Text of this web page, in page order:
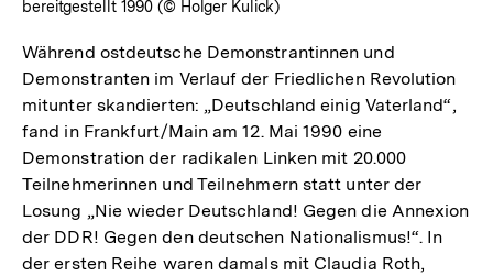
bereitgestellt 1990 (© Holger Kulick)
Während ostdeutsche Demonstrantinnen und
Demonstranten im Verlauf der Friedlichen Revolution
mitunter skandierten: „Deutschland einig Vaterland“,
fand in Frankfurt/Main am 12. Mai 1990 eine
Demonstration der radikalen Linken mit 20.000
Teilnehmerinnen und Teilnehmern statt unter der
Losung „Nie wieder Deutschland! Gegen die Annexion
der DDR! Gegen den deutschen Nationalismus!“. In
der ersten Reihe waren damals mit Claudia Roth,